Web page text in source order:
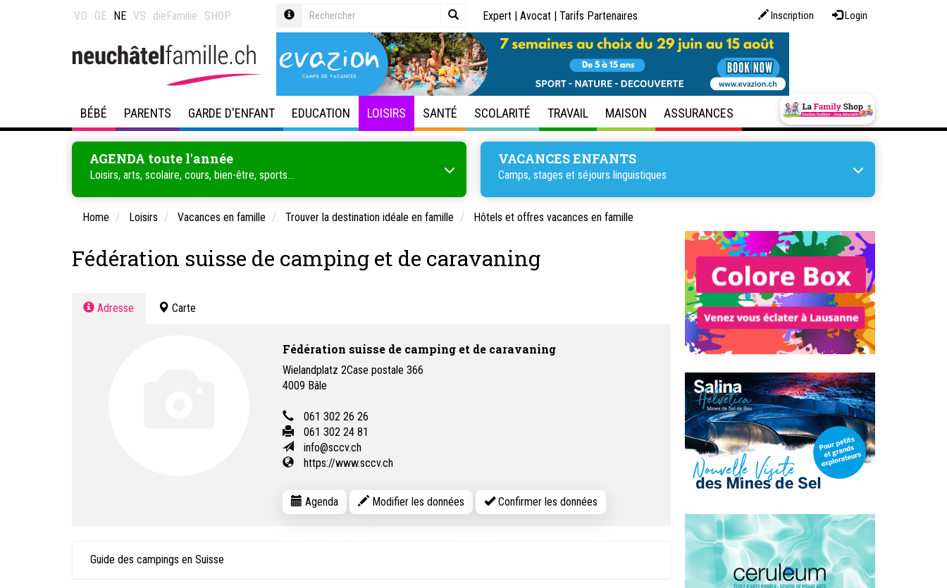
VD GE NE VS dieFamilie SHOP Inscription Login
Expert | Avocat | Tarifs Partenaires
BÉBÉ PARENTS GARDE D'ENFANT EDUCATION LOISIRS SANTÉ SCOLARITÉ TRAVAIL MAISON ASSURANCES
AGENDA toute l'année
Loisirs, arts, scolaire, cours, bien-être, sports...
VACANCES ENFANTS
Camps, stages et séjours linguistiques
Home Loisirs Vacances en famille Trouver la destination idéale en famille Hôtels et offres vacances en famille
Fédération suisse de camping et de caravaning
Adresse Carte
Fédération suisse de camping et de caravaning
Wielandplatz 2Case postale 366
4009 Bâle
061 302 26 26
061 302 24 81
info@sccv.ch
https://www.sccv.ch
Agenda Modifier les données Confirmer les données
Guide des campings en Suisse